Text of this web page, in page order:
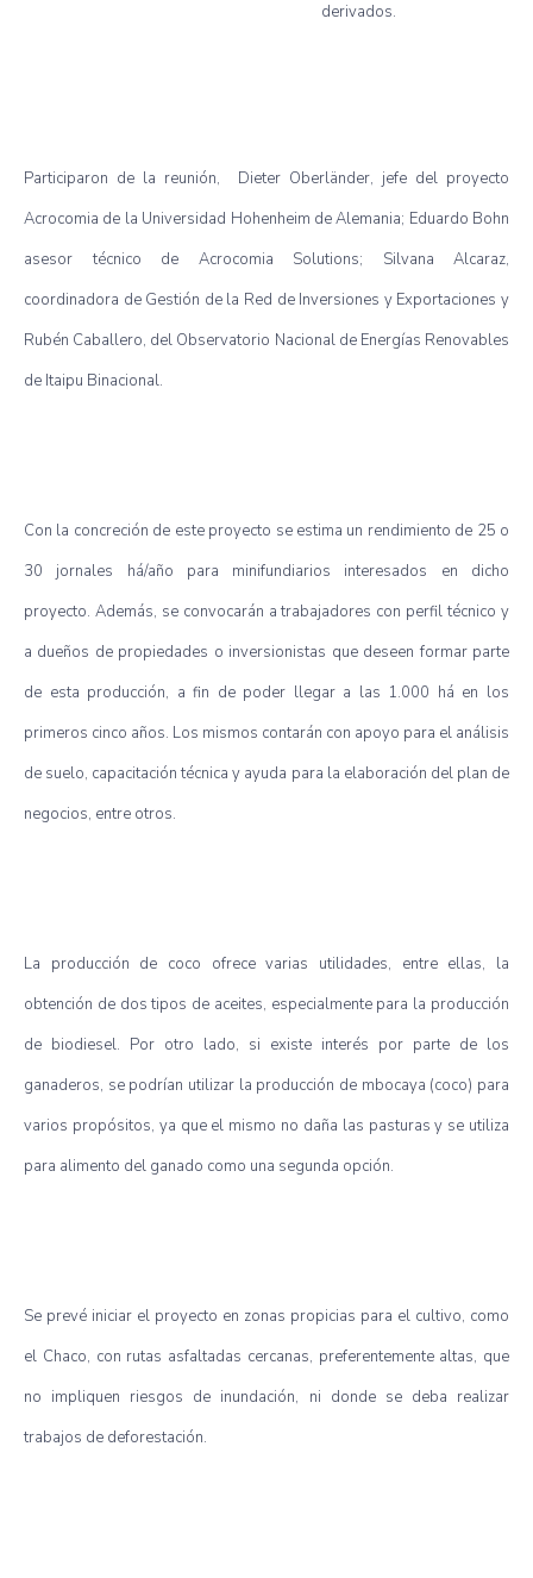
derivados.
Participaron de la reunión, Dieter Oberländer, jefe del proyecto
Acrocomia de la Universidad Hohenheim de Alemania; Eduardo Bohn
asesor técnico de Acrocomia Solutions; Silvana Alcaraz,
coordinadora de Gestión de la Red de Inversiones y Exportaciones y
Rubén Caballero, del Observatorio Nacional de Energías Renovables
de Itaipu Binacional.
Con la concreción de este proyecto se estima un rendimiento de 25 o
30 jornales há/año para minifundiarios interesados en dicho
proyecto. Además, se convocarán a trabajadores con perfil técnico y
a dueños de propiedades o inversionistas que deseen formar parte
de esta producción, a fin de poder llegar a las 1.000 há en los
primeros cinco años. Los mismos contarán con apoyo para el análisis
de suelo, capacitación técnica y ayuda para la elaboración del plan de
negocios, entre otros.
La producción de coco ofrece varias utilidades, entre ellas, la
obtención de dos tipos de aceites, especialmente para la producción
de biodiesel. Por otro lado, si existe interés por parte de los
ganaderos, se podrían utilizar la producción de mbocaya (coco) para
varios propósitos, ya que el mismo no daña las pasturas y se utiliza
para alimento del ganado como una segunda opción.
Se prevé iniciar el proyecto en zonas propicias para el cultivo, como
el Chaco, con rutas asfaltadas cercanas, preferentemente altas, que
no impliquen riesgos de inundación, ni donde se deba realizar
trabajos de deforestación.